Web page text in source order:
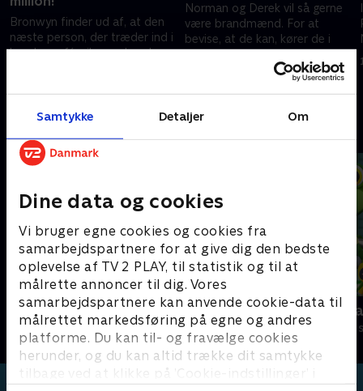
Samtykke Detaljer Om
Dine data og cookies
Vi bruger egne cookies og cookies fra
samarbejdspartnere for at give dig den bedste
oplevelse af TV 2 PLAY, til statistik og til at
målrette annoncer til dig. Vores
samarbejdspartnere kan anvende cookie-data til
målrettet markedsføring på egne og andres
platforme. Du kan til- og fravælge cookies
herunder, og du kan altid trække dit samtykke
tilbage ved at klikke på ’Cookie-indstillinger’ i
Bronwyn finder ud af, at den
næste person, der træder ind i
hendes café, vil være hendes
Norman og Derek vil så gerne
være brandmænd. For at
bevise, at de kan, kører de i
brandbilen Jupiter, men det går
Lille røde bus
Børneserier • 1 sæsoner
Geckos
Børneserier • 2